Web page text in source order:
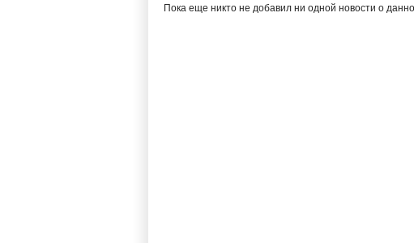
Пока еще никто не добавил ни одной новости о